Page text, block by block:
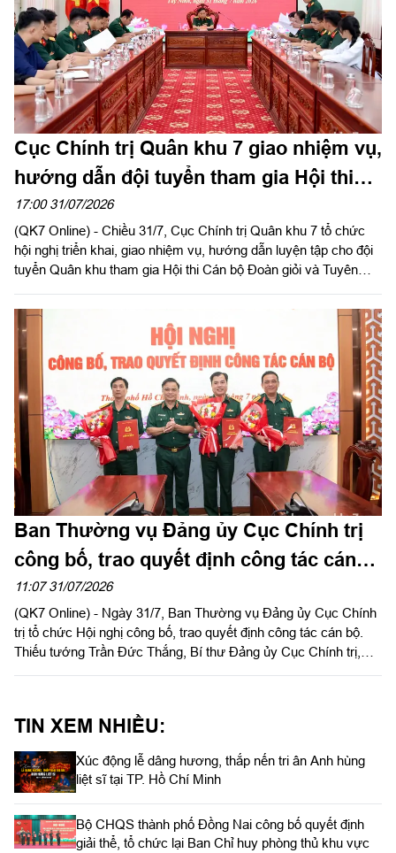
Cục Chính trị Quân khu 7 giao nhiệm vụ,
hướng dẫn đội tuyển tham gia Hội thi
Cán bộ Đoàn giỏi và Tuyên truyền viên
trẻ toàn quân năm 2026
17:00 31/07/2026
(QK7 Online) - Chiều 31/7, Cục Chính trị Quân khu 7 tổ chức
hội nghị triển khai, giao nhiệm vụ, hướng dẫn luyện tập cho đội
tuyển Quân khu tham gia Hội thi Cán bộ Đoàn giỏi và Tuyên
Phó Chủ nhiệm Chính trị Quân khu chủ trì hội nghị.
Ban Thường vụ Đảng ủy Cục Chính trị
công bố, trao quyết định công tác cán
bộ
11:07 31/07/2026
(QK7 Online) - Ngày 31/7, Ban Thường vụ Đảng ủy Cục Chính
trị tổ chức Hội nghị công bố, trao quyết định công tác cán bộ.
Thiếu tướng Trần Đức Thắng, Bí thư Đảng ủy Cục Chính trị,
TIN XEM NHIỀU:
Xúc động lễ dâng hương, thắp nến tri ân Anh hùng
liệt sĩ tại TP. Hồ Chí Minh
Bộ CHQS thành phố Đồng Nai công bố quyết định
giải thể, tổ chức lại Ban Chỉ huy phòng thủ khu vực